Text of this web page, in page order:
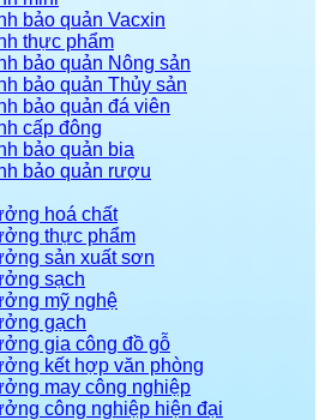
bảo quản Vacxin
thực phẩm
bảo quản Nông sản
bảo quản Thủy sản
bảo quản đá viên
cấp đông
bảo quản bia
bảo quản rượu
hoá chất
thực phẩm
sản xuất sơn
sạch
mỹ nghệ
gạch
gia công đồ gỗ
kết hợp văn phòng
may công nghiệp
công nghiệp hiện đại